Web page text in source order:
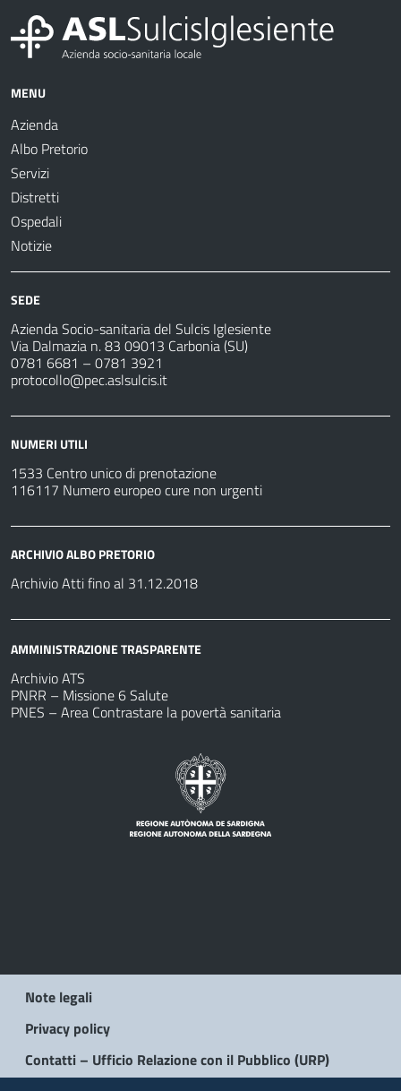
MENU
Azienda
Albo Pretorio
Servizi
Distretti
Ospedali
Notizie
SEDE
Azienda Socio-sanitaria del Sulcis Iglesiente
Via Dalmazia n. 83 09013 Carbonia (SU)
0781 6681 – 0781 3921
protocollo@pec.aslsulcis.it
NUMERI UTILI
1533 Centro unico di prenotazione
116117 Numero europeo cure non urgenti
ARCHIVIO ALBO PRETORIO
Archivio Atti fino al 31.12.2018
AMMINISTRAZIONE TRASPARENTE
Archivio ATS
PNRR – Missione 6 Salute
PNES – Area Contrastare la povertà sanitaria
Note legali
Privacy policy
Contatti – Ufficio Relazione con il Pubblico (URP)